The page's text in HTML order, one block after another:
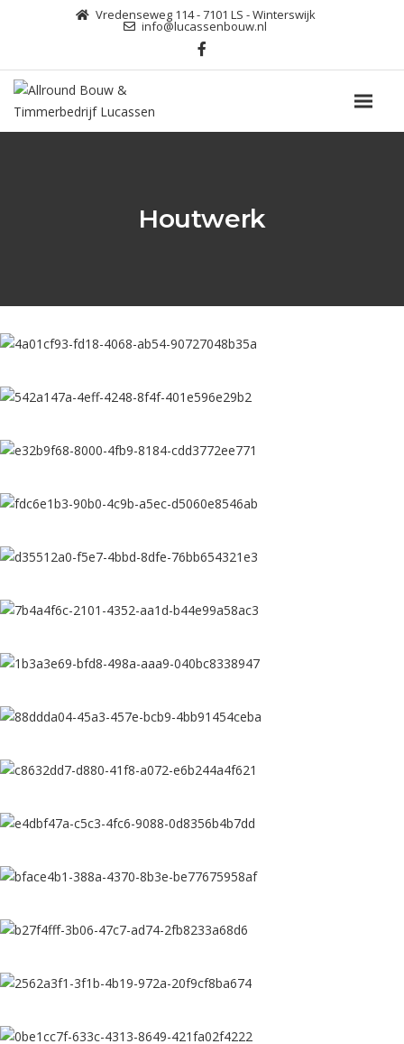
Vredenseweg 114 - 7101 LS - Winterswijk
info@lucassenbouw.nl
Houtwerk